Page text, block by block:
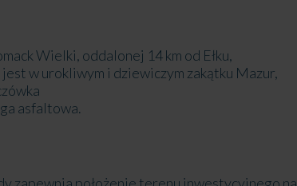
Wielki, oddalonej 14 km od Ełku,
w urokliwym i dziewiczym zakątku Mazur,
asfaltowa.